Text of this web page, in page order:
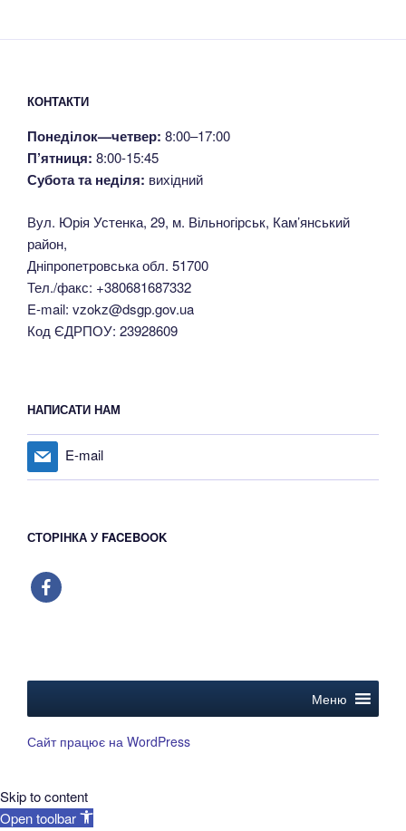
КОНТАКТИ
Понеділок—четвер: 8:00–17:00
П’ятниця: 8:00-15:45
Субота та неділя: вихідний
Вул. Юрія Устенка, 29, м. Вільногірськ, Кам’янський
район,
Дніпропетровська обл. 51700
Тел./факс: +380681687332
E-mail: vzokz@dsgp.gov.ua
Код ЄДРПОУ: 23928609
НАПИСАТИ НАМ
E-mail
СТОРІНКА У FACEBOOK
facebook
Меню
Сайт працює на WordPress
Skip to content
Open toolbar